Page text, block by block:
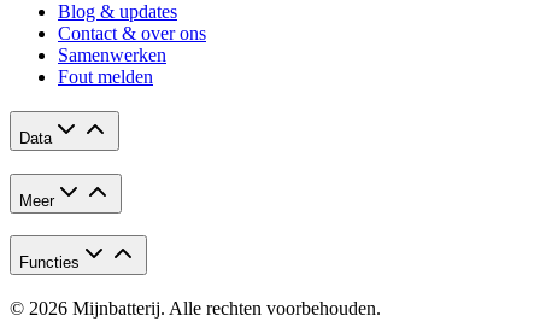
Blog & updates
Contact & over ons
Samenwerken
Fout melden
Data
Meer
Functies
© 2026 Mijnbatterij. Alle rechten voorbehouden.